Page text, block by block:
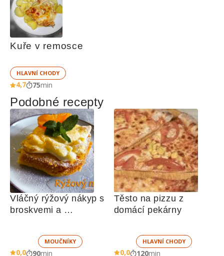
Kuře v remosce
HLAVNÍ CHODY
4,7 75min
Podobné recepty
Vláčný rýžový nákyp s
broskvemi a
MOUČNÍKY
0,0 90min
Těsto na pizzu z
domácí pekárny
HLAVNÍ CHODY
0,0 120min